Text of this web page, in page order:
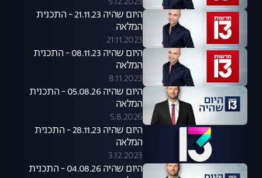
היום שהיה 21.11.23 - התכנית
המלאה
21.11.2023
היום שהיה 08.11.23 - התכנית
המלאה
8.11.2023
היום שהיה 05.08.26 - התכנית
המלאה
5.8.2026
היום שהיה 28.11.23 - התכנית
המלאה
3.12.2023
היום שהיה 04.08.26 - התכנית